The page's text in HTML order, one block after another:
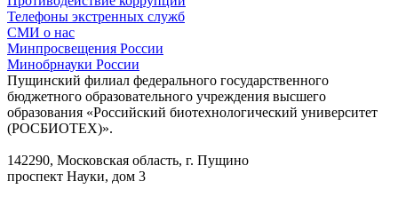
Телефоны экстренных служб
СМИ о нас
Минпросвещения России
Минобрнауки России
Пущинский филиал федерального государственного
бюджетного образовательного учреждения высшего
образования «Российский биотехнологический университет
(РОСБИОТЕХ)».
142290, Московская область, г. Пущино
проспект Науки, дом 3